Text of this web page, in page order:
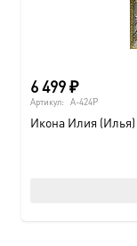
6 499₽
Артикул: A-424P
Икона Илия